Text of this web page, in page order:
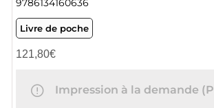
9786134160636
Livre de poche
121,80€
Impression à la demande (POD)